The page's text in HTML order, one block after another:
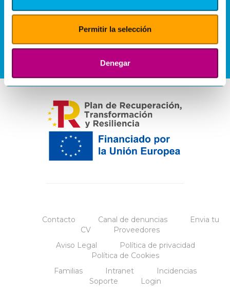
Permitir la selección
Denegar
Contacto Canal de denuncias
Envia tu
CV
Proveedores
Aviso Legal
Política de privacidad
Política de Cookies
Familias
Intranet
Incidencias
Soporte
Login